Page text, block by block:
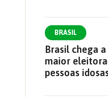
BRASIL
Brasil chega
maior
pessoas